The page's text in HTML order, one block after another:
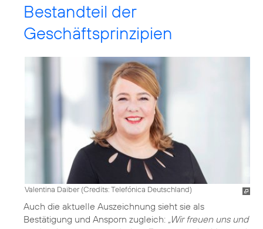
Bestandteil der
Geschäftsprinzipien
Valentina Daiber (Credits: Telefónica Deutschland)
Auch die aktuelle Auszeichnung sieht sie als
Bestätigung und Ansporn zugleich: „Wir freuen uns und